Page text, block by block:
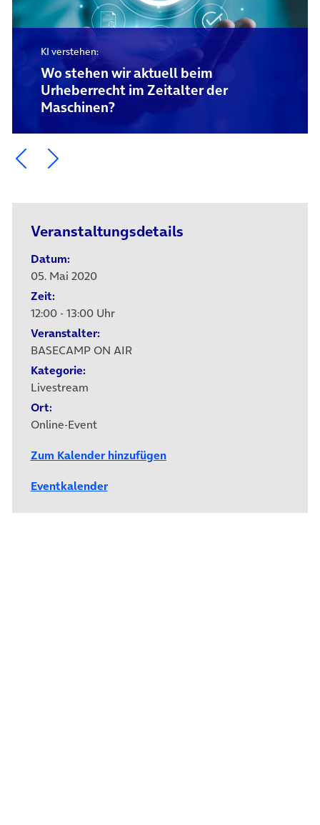
KI verstehen:
Wo stehen wir aktuell beim
Urheberrecht im Zeitalter der
Maschinen?
Ein Element zurück blättern
Ein Element weiter blättern
Veranstaltungsdetails
Datum:
05. Mai 2020
Zeit:
12:00 - 13:00 Uhr
Veranstalter:
BASECAMP ON AIR
Kategorie:
Livestream
Ort:
Online-Event
Zum Kalender hinzufügen
Eventkalender